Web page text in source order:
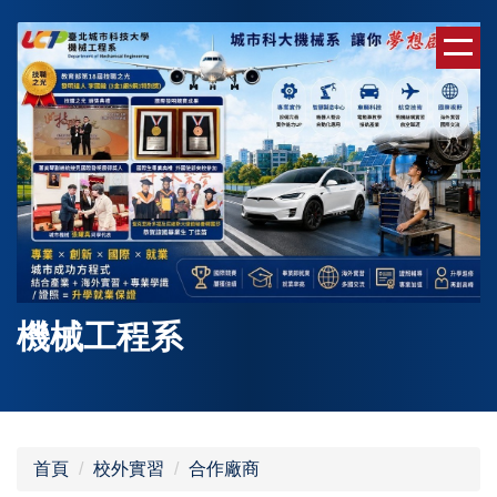
到
主
要
容
區
機械工程系
首頁 校外實習 合作廠商